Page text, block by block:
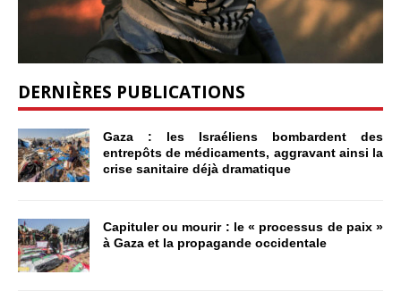
DERNIÈRES PUBLICATIONS
Gaza : les Israéliens bombardent des
entrepôts de médicaments, aggravant ainsi la
crise sanitaire déjà dramatique
Capituler ou mourir : le « processus de paix »
à Gaza et la propagande occidentale